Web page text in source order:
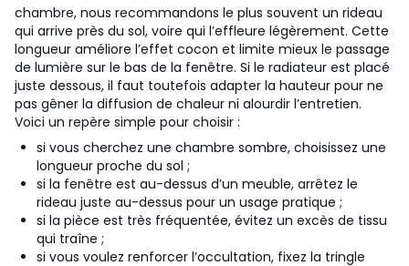
chambre, nous recommandons le plus souvent un rideau
qui arrive près du sol, voire qui l’effleure légèrement. Cette
longueur améliore l’effet cocon et limite mieux le passage
de lumière sur le bas de la fenêtre. Si le radiateur est placé
juste dessous, il faut toutefois adapter la hauteur pour ne
pas gêner la diffusion de chaleur ni alourdir l’entretien.
Voici un repère simple pour choisir :
si vous cherchez une chambre sombre, choisissez une
longueur proche du sol ;
si la fenêtre est au-dessus d’un meuble, arrêtez le
rideau juste au-dessus pour un usage pratique ;
si la pièce est très fréquentée, évitez un excès de tissu
qui traîne ;
si vous voulez renforcer l’occultation, fixez la tringle